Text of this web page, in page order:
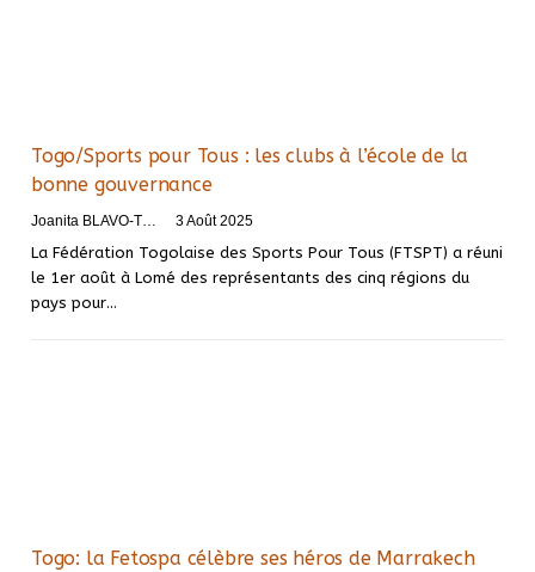
Togo/Sports pour Tous : les clubs à l’école de la
bonne gouvernance
3 Août 2025
La Fédération Togolaise des Sports Pour Tous (FTSPT) a réuni
le 1er août à Lomé des représentants des cinq régions du
pays pour…
Togo: la Fetospa célèbre ses héros de Marrakech